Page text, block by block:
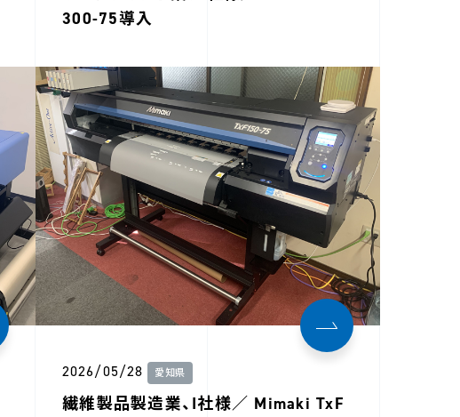
300-75導入
2026/05/28 愛知県
繊維製品製造業、I社様／ Mimaki TxF